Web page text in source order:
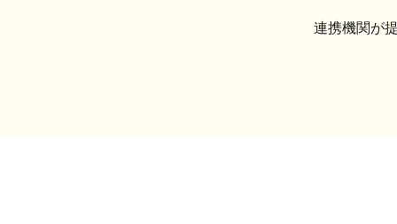
連携機関が